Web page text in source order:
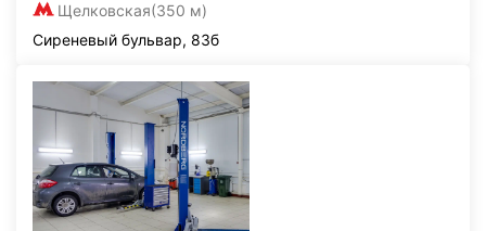
Щелковская(350 м)
Сиреневый бульвар, 83б